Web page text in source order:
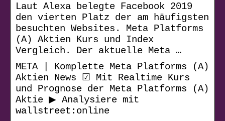
Laut Alexa belegte Facebook 2019
den vierten Platz der am häufigsten
besuchten Websites. Meta Platforms
(A) Aktien Kurs und Index
Vergleich. Der aktuelle Meta …
META | Komplette Meta Platforms (A)
Aktien News ☑ Mit Realtime Kurs
und Prognose der Meta Platforms (A)
Aktie ▶ Analysiere mit
wallstreet:online